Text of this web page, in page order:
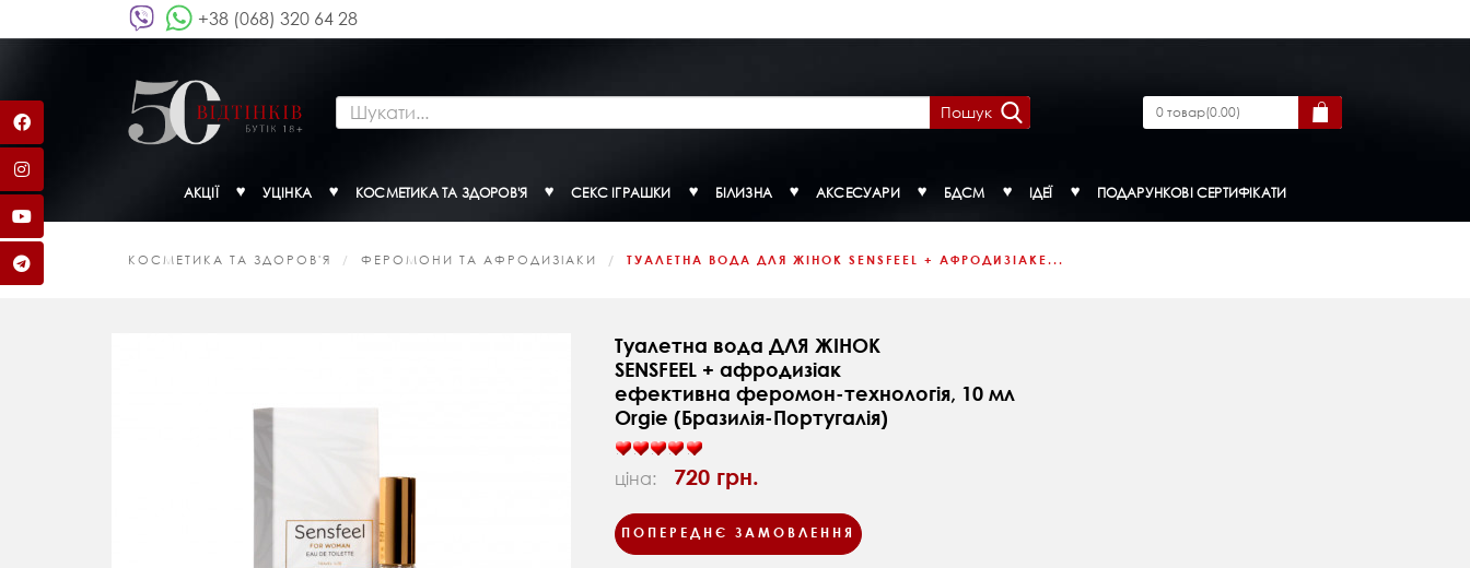
+38 (068) 320 64 28
Пошук 0товар(0.00)
АКЦІЇ УЦІНКА КОСМЕТИКА ТА ЗДОРОВ'Я СЕКС ІГРАШКИ БІЛИЗНА АКСЕСУАРИ БДСМ ІДЕЇ ПОДАРУНКОВІ СЕРТИФІКАТИ
КОСМЕТИКА ТА ЗДОРОВ'Я ФЕРОМОНИ ТА АФРОДИЗІАКИ ТУАЛЕТНА ВОДА ДЛЯ ЖІНОК SENSFEEL + АФРОДИЗІАКЕ...
Туалетна вода ДЛЯ ЖІНОК
SENSFEEL + афродизіак
ефективна феромон-технологія, 10 мл
Orgie (Бразилія-Португалія)
ціна: 720 грн.
ПОПЕРЕДНЄ ЗАМОВЛЕННЯ